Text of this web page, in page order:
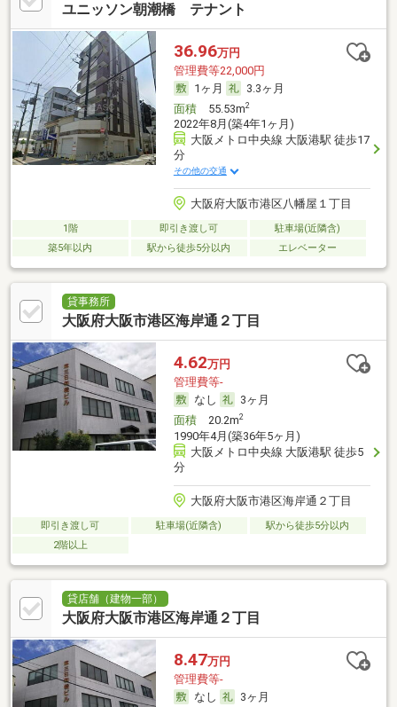
ユニッソン朝潮橋 テナント
36.96万円
管理費等22,000円
1ヶ月
3.3ヶ月
面積55.53m2
2022年8月(築4年1ヶ月)
大阪メトロ中央線 大阪港駅 徒歩17
分
その他の交通
大阪府大阪市港区八幡屋１丁目
1階 即引き渡し可
駐車場(近隣含)
築5年以内
駅から徒歩5分以内 エレベーター
貸事務所
大阪府大阪市港区海岸通２丁目
4.62万円
管理費等-
なし
3ヶ月
面積20.2m2
1990年4月(築36年5ヶ月)
大阪メトロ中央線 大阪港駅 徒歩5
分
大阪府大阪市港区海岸通２丁目
即引き渡し可 駐車場(近隣含)
駅から徒歩5分以内
2階以上
貸店舗（建物一部）
大阪府大阪市港区海岸通２丁目
8.47万円
管理費等-
なし
3ヶ月